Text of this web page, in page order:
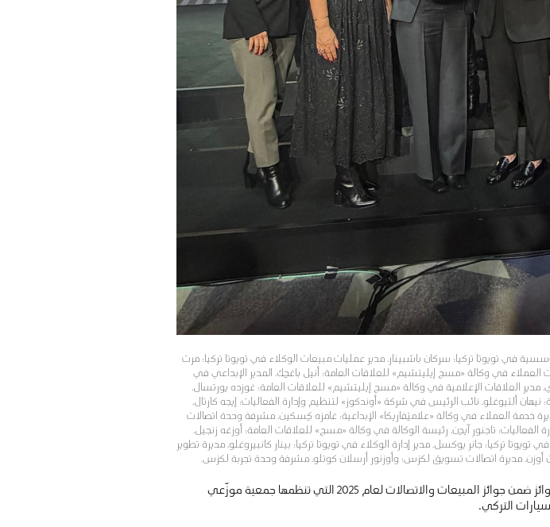
في تويوتا تركيا؛ سركان باشبينار، مدير عمليات مبيعات الوكلاء في تويوتا تركيا؛ مرت
العملاء في وكالة «مسج إيليتشيم» للعلاقات العامة؛ أنيل باغجِك، المدير الإبداعي في
مدير العلاقات الإعلامية في وكالة «مسج إيليتشيم» للعلاقات العامة؛ غوزده يورتسال،
ألتيوغلو، نائب الرئيس في شركة «أوندكوز» لتنظيم وإدارة الفعاليات؛ إيجه كارتال،
خدمة العملاء في وكالة «علامتِفاريكا» الإبداعية؛ غامزه كِسكين، مشرفة وحدة اتصالات
تاجنور آيدِن، رئيسة الوكالة في وكالة «مسج» للعلاقات العامة؛ أوزغه زنجيل،
تركيا؛ جانر يوكسل، مدير إدارة الوكلاء في تويوتا تركيا؛ بينار كانبيروغلو، مديرة تطوير
مديرة اتصالات تسويق لكزس؛ وأوزنور أرسلان كوتلو، مشرفة وحدة تجربة لكزس.
، إنجازاً لافتاً بحصولها على ثلاث جوائز ضمن جوائز المبيعات والاتصالات لعام 2025 التي تنظمها جمعية موزّعي
التركي.